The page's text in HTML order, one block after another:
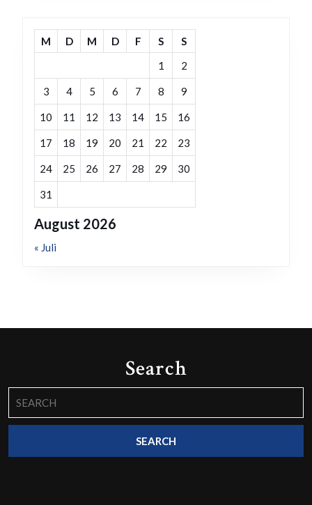
August 2026
M D M D F S
S
1
2
3 4 5 6 7 8 9
10 11 12 13 14 15 16
17 18 19 20 21 22 23
24 25 26 27 28 29 30
31
« Juli
Search
for: